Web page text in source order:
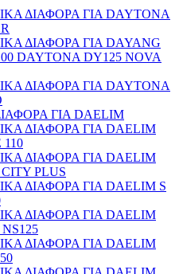
ΔΙΑΦΟΡΑ ΓΙΑ DAYTONA
ΔΙΑΦΟΡΑ ΓΙΑ DAYANG
DAYTONA DY125 NOVA
ΔΙΑΦΟΡΑ ΓΙΑ DAYTONA
ΓΙΑ DAELIM
ΔΙΑΦΟΡΑ ΓΙΑ DAELIM
110
ΔΙΑΦΟΡΑ ΓΙΑ DAELIM
PLUS
ΔΙΑΦΟΡΑ ΓΙΑ DAELIM S
ΔΙΑΦΟΡΑ ΓΙΑ DAELIM
ΔΙΑΦΟΡΑ ΓΙΑ DAELIM